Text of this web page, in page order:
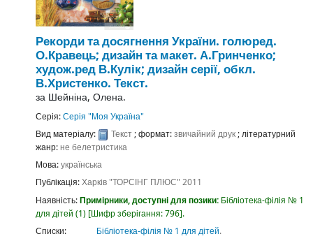
Рекорди та досягнення України. голюред.
О.Кравець; дизайн та макет. А.Гринченко;
худож.ред В.Кулік; дизайн серії, обкл.
В.Христенко. Текст.
за Шейніна, Олена.
Серія:Серія "Моя Україна"
Вид матеріалу:
Текст; формат:звичайний друк; літературний
жанр:не белетристика
Мова:українська
Публікація:Харків"ТОРСІНГ ПЛЮС" 2011
Наявність:Примірники, доступні для позики: Бібліотека-філія № 1
для дітей (1) Шифр зберігання:796 .
Списки:
Бібліотека-філія № 1 для дітей.